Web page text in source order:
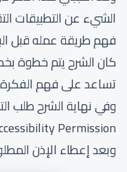
الشيء عن التطبيقات
فهم طريقة عمله قبل
كان الشرح يتم خطوة
تساعد على فهم
وفي نهاية الشرح طلب
Permission.
وبعد إعطاء الإذن